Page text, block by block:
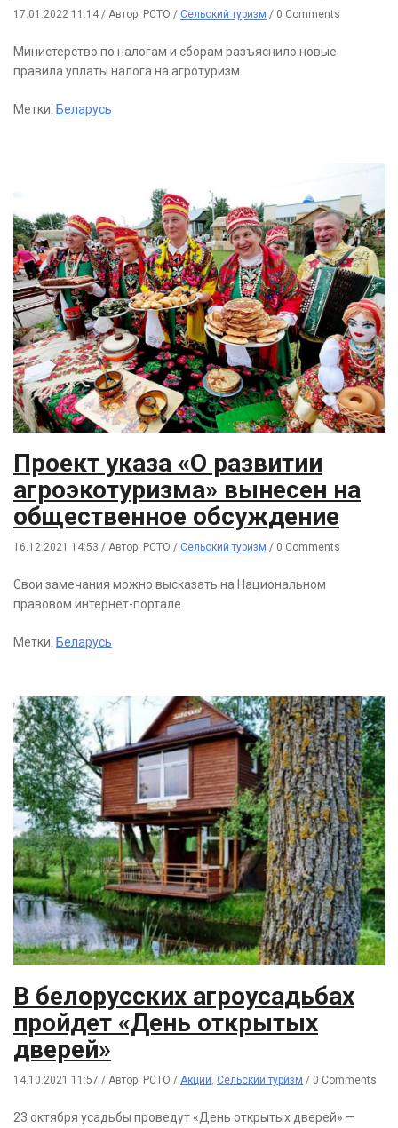
17.01.2022 11:14 / Автор: РСТО / Сельский туризм / 0 Comments
Министерство по налогам и сборам разъяснило новые
правила уплаты налога на агротуризм.
Метки: Беларусь
Проект указа «О развитии
агроэкотуризма» вынесен на
общественное обсуждение
16.12.2021 14:53 / Автор: РСТО / Сельский туризм / 0 Comments
Свои замечания можно высказать на Национальном
правовом интернет-портале.
Метки: Беларусь
В белорусских агроусадьбах
пройдет «День открытых
дверей»
14.10.2021 11:57 / Автор: РСТО / Акции Сельский туризм / 0 Comments
23 октября усадьбы проведут «День открытых дверей» —